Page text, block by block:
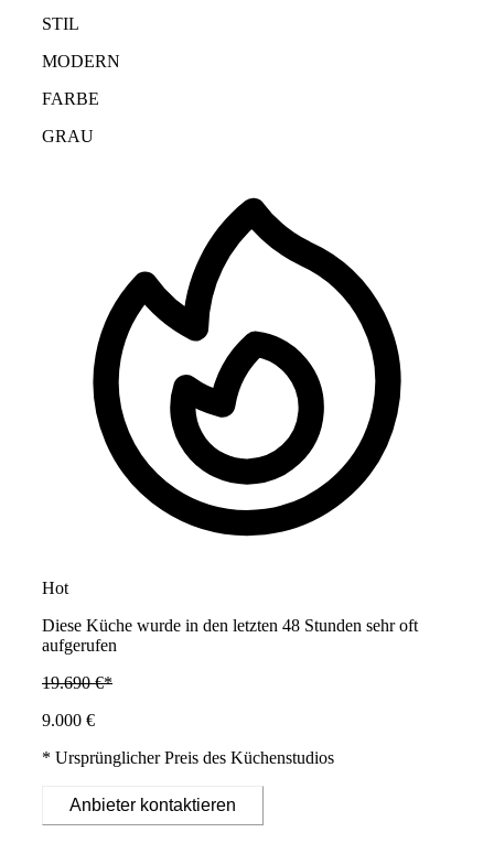
STIL
MODERN
FARBE
GRAU
Hot
Diese Küche wurde in den letzten 48 Stunden sehr oft
aufgerufen
19.690 €*
9.000 €
* Ursprünglicher Preis des Küchenstudios
Anbieter kontaktieren